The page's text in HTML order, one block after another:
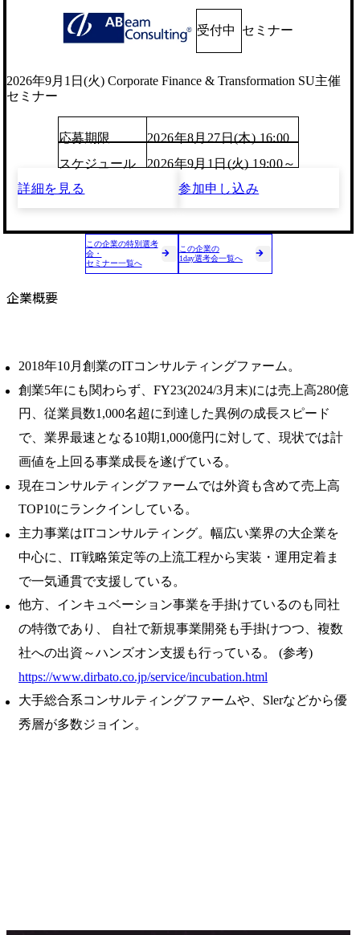
受付中 セミナー
2026年9月1日(火) Corporate Finance & Transformation SU主催
セミナー
応募期限
2026年8月27日(木) 16:00
スケジュール
2026年9月1日(火) 19:00～
詳細を見る
参加申し込み
この企業の特別選考
会・
セミナー一覧へ
この企業の
1day選考会一覧へ
企業概要
2018年10月創業のITコンサルティングファーム。
創業5年にも関わらず、FY23(2024/3月末)には売上高280億
円、従業員数1,000名超に到達した異例の成長スピード
で、業界最速となる10期1,000億円に対して、現状では計
画値を上回る事業成⻑を遂げている。
現在コンサルティングファームでは外資も含めて売上高
TOP10にランクインしている。
主力事業はITコンサルティング。幅広い業界の大企業を
中心に、IT戦略策定等の上流工程から実装・運用定着ま
で一気通貫で支援している。
他方、インキュベーション事業を手掛けているのも同社
の特徴であり、 自社で新規事業開発も手掛けつつ、複数
社への出資～ハンズオン支援も行っている。 (参考)
https://www.dirbato.co.jp/service/incubation.html
大手総合系コンサルティングファームや、Slerなどから優
秀層が多数ジョイン。